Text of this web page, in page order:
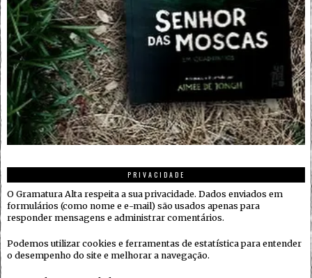
PRIVACIDADE
O Gramatura Alta respeita a sua privacidade. Dados enviados em
formulários (como nome e e-mail) são usados apenas para
responder mensagens e administrar comentários.
Podemos utilizar cookies e ferramentas de estatística para entender
o desempenho do site e melhorar a navegação.